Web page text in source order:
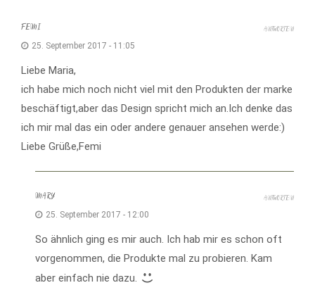
FEMI
25. September 2017 - 11:05
Liebe Maria,
ich habe mich noch nicht viel mit den Produkten der marke
beschäftigt,aber das Design spricht mich an.Ich denke das
ich mir mal das ein oder andere genauer ansehen werde:)
Liebe Grüße,Femi
ANTWORTEN
MARY
25. September 2017 - 12:00
So ähnlich ging es mir auch. Ich hab mir es schon oft
vorgenommen, die Produkte mal zu probieren. Kam
aber einfach nie dazu.
ANTWORTEN